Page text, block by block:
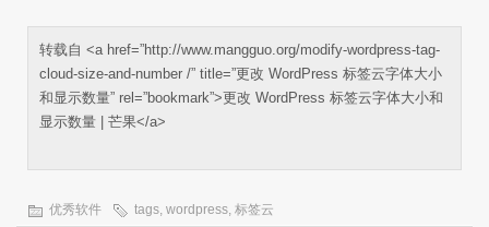
转载自 <a href=”http://www.mangguo.org/modify-wordpress-tag-
cloud-size-and-number /” title=”更改 WordPress 标签云字体大小
和显示数量” rel=”bookmark”>更改 WordPress 标签云字体大小和
显示数量 | 芒果</a>
优秀软件 tags, wordpress, 标签云